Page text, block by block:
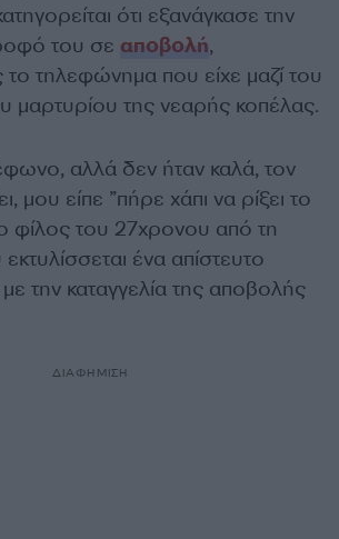
ότι εξανάγκασε την
του σε αποβολή,
τηλεφώνημα που είχε μαζί του
μαρτυρίου της νεαρής κοπέλας.
αλλά δεν ήταν καλά, τον
μου είπε ”πήρε χάπι να ρίξει το
ο φίλος του 27χρονου από τη
ένα απίστευτο
την καταγγελία της αποβολής
ΔΙΑΦΗΜΙΣΗ